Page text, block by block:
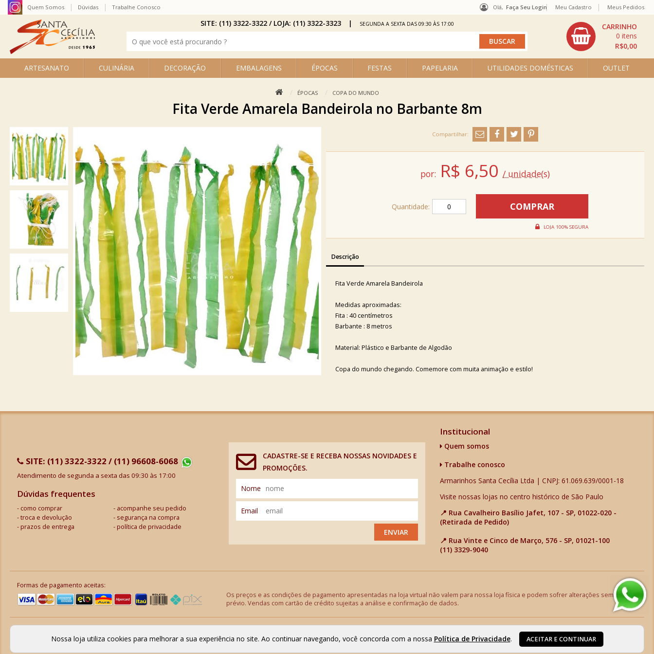
Olá, Faça Seu Login
ARTESANATO CULINÁRIA DECORAÇÃO EMBALAGENS ÉPOCAS FESTAS PAPELARIA UTILIDADES DOMÉSTICAS OUTLET
R$0,00
0
Quem Somos Dúvidas Trabalhe Conosco Meu Cadastro Meus Pedidos
SITE: (11) 3322-3322 / LOJA: (11) 3322-3323 SEGUNDA A SEXTA DAS 09:30 ÀS 17:00
ÉPOCAS COPA DO MUNDO
Fita Verde Amarela Bandeirola no Barbante 8m
por: R$ 6,50 / unidade(s)
Quantidade:
Descrição
Fita Verde Amarela Bandeirola
Medidas aproximadas:
Fita : 40 centímetros
Barbante : 8 metros
Material: Plástico e Barbante de Algodão
Copa do mundo chegando. Comemore com muita animação e estilo!
SITE: (11) 3322-3322 / (11) 96608-6068
Atendimento de segunda a sexta das 09:30 às 17:00
Dúvidas frequentes
como comprar
acompanhe seu pedido
troca e devolução
segurança na compra
prazos de entrega
política de privacidade
CADASTRE-SE E RECEBA NOSSAS NOVIDADES E
PROMOÇÕES.
Nome
Email
ENVIAR
Institucional
Quem somos
Trabalhe conosco
Armarinhos Santa Cecília Ltda | CNPJ: 61.069.639/0001-18
Visite nossas lojas no centro histórico de São Paulo
📍 Rua Cavalheiro Basílio Jafet, 107 - SP, 01022-020 -
(Retirada de Pedido)
📍 Rua Vinte e Cinco de Março, 576 - SP, 01021-100
(11) 3329-9040
Formas de pagamento aceitas:
Os preços e as condições de pagamento apresentadas na loja virtual não valem para nossa loja física e podem sofrer alterações sem aviso
prévio. Vendas com cartão de crédito sujeitas a análise e confirmação de dados.
Nossa loja utiliza cookies para melhorar a sua experiência no site. Ao continuar navegando, você concorda com a nossa Política de Privacidade. ACEITAR E CONTINUAR